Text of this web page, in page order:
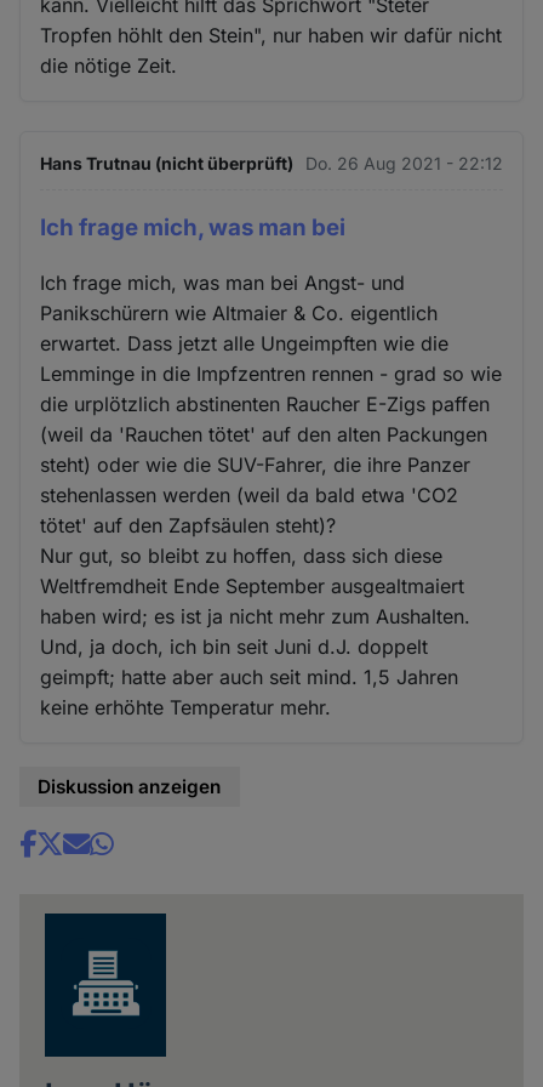
kann. Vielleicht hilft das Sprichwort "Steter
Tropfen höhlt den Stein", nur haben wir dafür nicht
die nötige Zeit.
Hans Trutnau (nicht überprüft) Do. 26 Aug 2021 - 22:12
Ich frage mich, was man bei
Ich frage mich, was man bei Angst- und
Panikschürern wie Altmaier & Co. eigentlich
erwartet. Dass jetzt alle Ungeimpften wie die
Lemminge in die Impfzentren rennen - grad so wie
die urplötzlich abstinenten Raucher E-Zigs paffen
(weil da 'Rauchen tötet' auf den alten Packungen
steht) oder wie die SUV-Fahrer, die ihre Panzer
stehenlassen werden (weil da bald etwa 'CO2
tötet' auf den Zapfsäulen steht)?
Nur gut, so bleibt zu hoffen, dass sich diese
Weltfremdheit Ende September ausgealtmaiert
haben wird; es ist ja nicht mehr zum Aushalten.
Und, ja doch, ich bin seit Juni d.J. doppelt
geimpft; hatte aber auch seit mind. 1,5 Jahren
keine erhöhte Temperatur mehr.
Diskussion anzeigen
Share